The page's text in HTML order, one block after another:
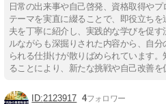
日常の出来事や自己啓発、資格取得や
テーマを実直に綴ることで、即役立ち
夫を丁寧に紹介し、実践的な学びを促
ルながらも深掘りされた内容から、自
られる仕掛けが散りばめられています
ることにより、新たな挑戦や自己改善を
2123917 4